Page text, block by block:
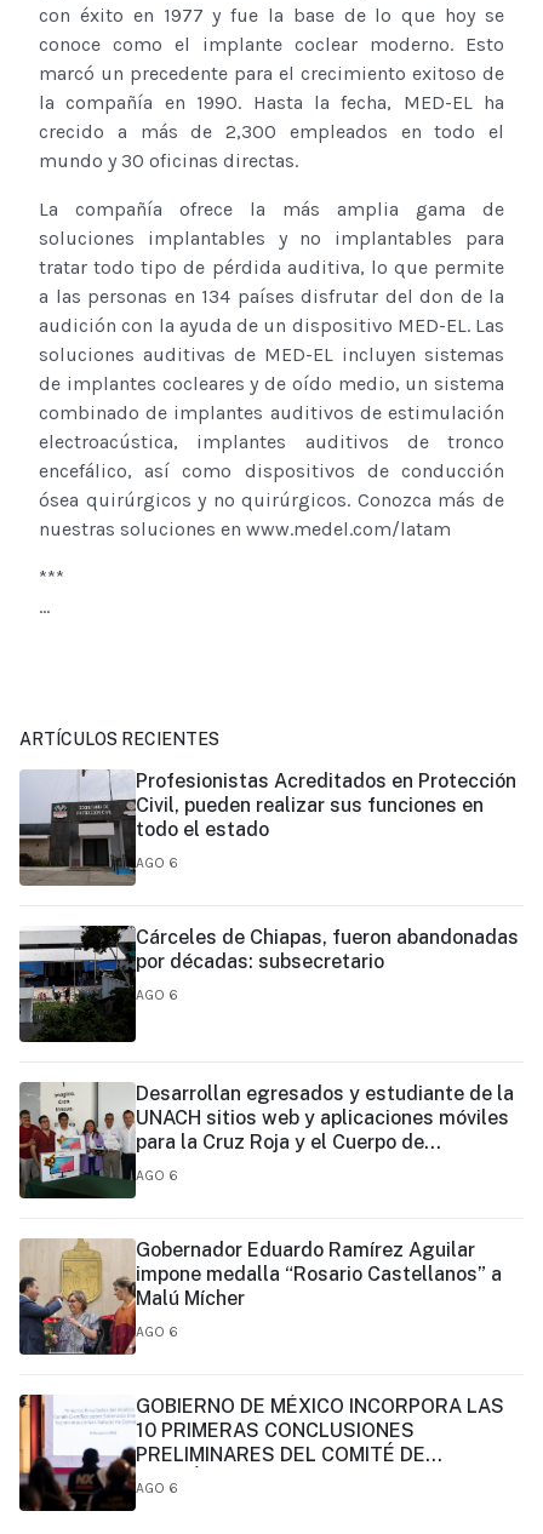
con éxito en 1977 y fue la base de lo que hoy se
conoce como el implante coclear moderno. Esto
marcó un precedente para el crecimiento exitoso de
la compañía en 1990. Hasta la fecha, MED-EL ha
crecido a más de 2,300 empleados en todo el
mundo y 30 oficinas directas.
La compañía ofrece la más amplia gama de
soluciones implantables y no implantables para
tratar todo tipo de pérdida auditiva, lo que permite
a las personas en 134 países disfrutar del don de la
audición con la ayuda de un dispositivo MED-EL. Las
soluciones auditivas de MED-EL incluyen sistemas
de implantes cocleares y de oído medio, un sistema
combinado de implantes auditivos de estimulación
electroacústica, implantes auditivos de tronco
encefálico, así como dispositivos de conducción
ósea quirúrgicos y no quirúrgicos. Conozca más de
nuestras soluciones en www.medel.com/latam
***
...
ARTÍCULOS RECIENTES
Profesionistas Acreditados en Protección
Civil, pueden realizar sus funciones en
todo el estado
AGO 6
Cárceles de Chiapas, fueron abandonadas
por décadas: subsecretario
AGO 6
Desarrollan egresados y estudiante de la
UNACH sitios web y aplicaciones móviles
para la Cruz Roja y el Cuerpo de
Bomberos de Tapachula
AGO 6
Gobernador Eduardo Ramírez Aguilar
impone medalla “Rosario Castellanos” a
Malú Mícher
AGO 6
GOBIERNO DE MÉXICO INCORPORA LAS
10 PRIMERAS CONCLUSIONES
PRELIMINARES DEL COMITÉ DE
CIENTÍFICOS Y ESPECIALISTAS PARA EL
AGO 6